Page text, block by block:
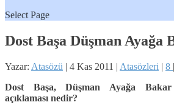
Select Page
Dost Başa Düşman Ayağa
Yazar: Atasözü | 4 Kas 2011 | Atasözleri | 8 |
Dost Başa, Düşman Ayağa Bakar
açıklaması nedir?